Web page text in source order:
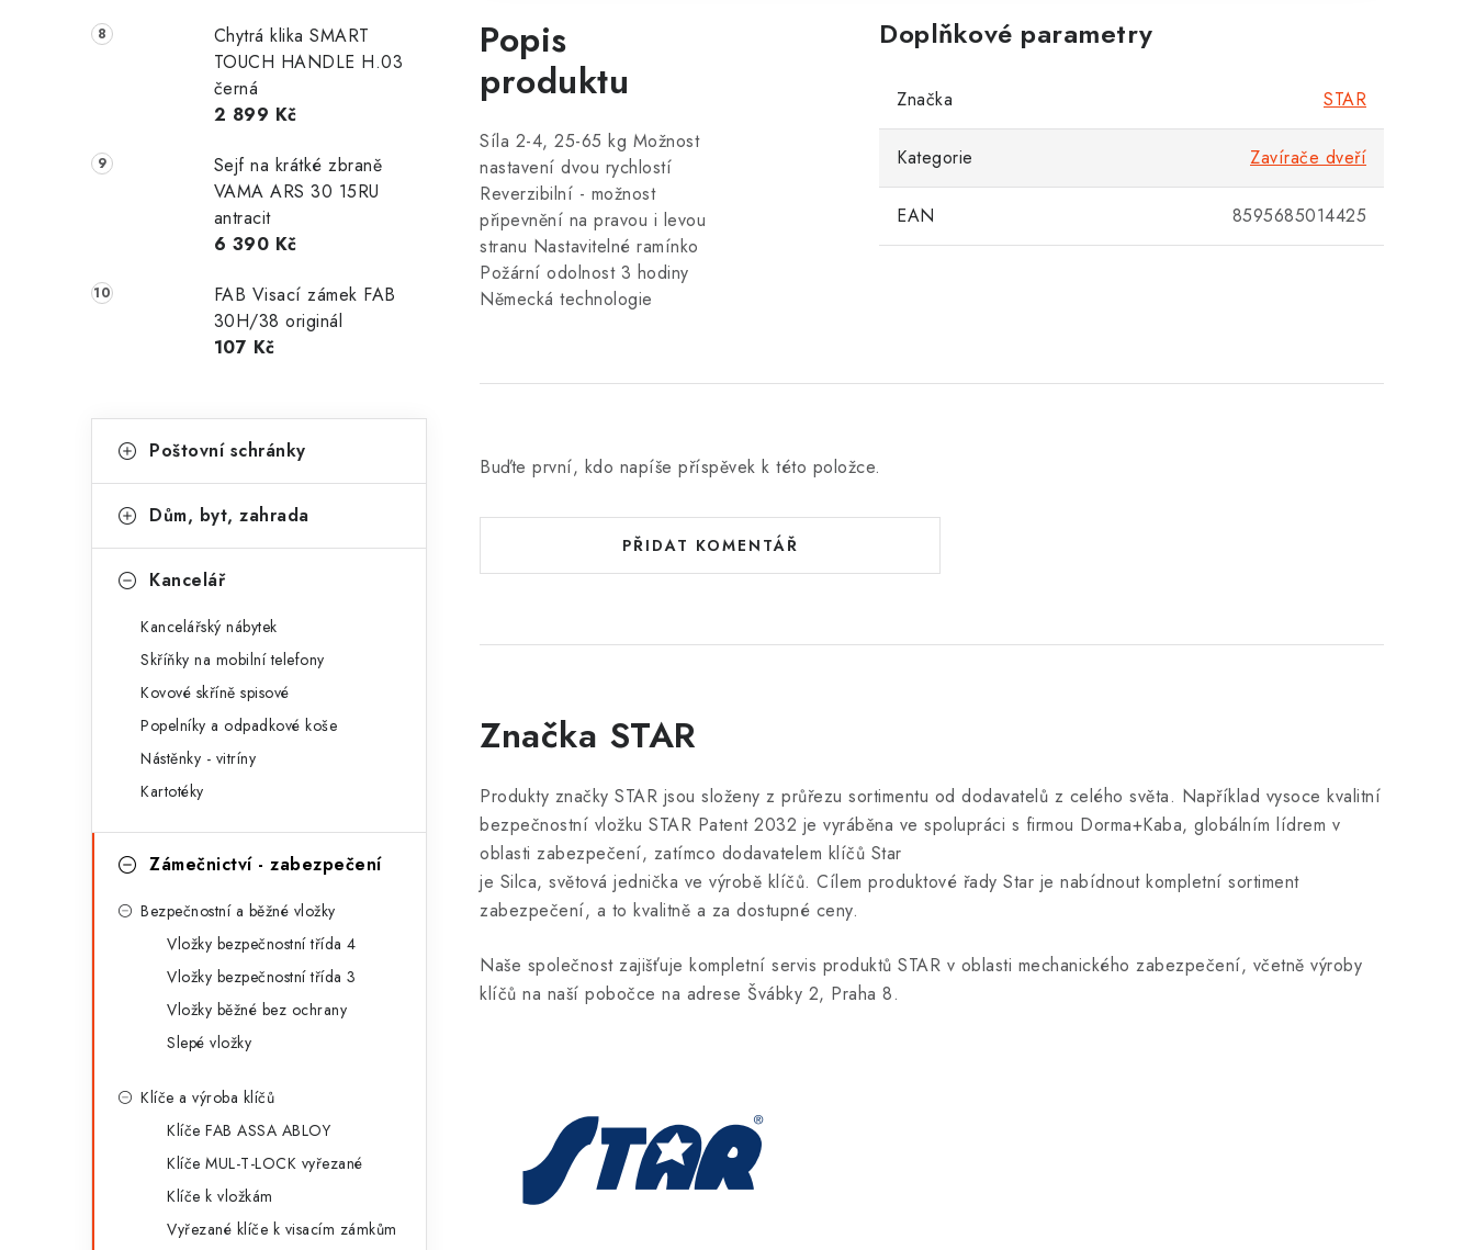
Chytrá klika SMART
TOUCH HANDLE H.03
černá
2 899 Kč
Sejf na krátké zbraně
VAMA ARS 30 15RU
antracit
6 390 Kč
FAB Visací zámek FAB
30H/38 originál
107 Kč
kategorie
a
e
Poštovní schránky
Dům, byt, zahrada
Kancelář
Kancelářský nábytek
Skříňky na mobilní telefony
Kovové skříně spisové
Popelníky a odpadkové koše
Nástěnky - vitríny
Kartotéky
Zámečnictví - zabezpečení
Bezpečnostní a běžné vložky
Vložky bezpečnostní třída 4
Vložky bezpečnostní třída 3
Vložky běžné bez ochrany
Slepé vložky
Klíče a výroba klíčů
Klíče FAB ASSA ABLOY
Klíče MUL-T-LOCK vyřezané
Klíče k vložkám
Vyřezané klíče k visacím zámkům
Popis
produktu
Síla 2-4, 25-65 kg Možnost
nastavení dvou rychlostí
Reverzibilní - možnost
připevnění na pravou i levou
stranu Nastavitelné ramínko
Požární odolnost 3 hodiny
Německá technologie
Doplňkové parametry
Značka STAR
Kategorie Zavírače dveří
EAN 8595685014425
Buďte první, kdo napíše příspěvek k této položce.
PŘIDAT KOMENTÁŘ
Značka STAR
Produkty značky STAR jsou složeny z průřezu sortimentu od dodavatelů z celého světa. Například vysoce kvalitní
bezpečnostní vložku STAR Patent 2032 je vyráběna ve spolupráci s firmou Dorma+Kaba, globálním lídrem v
oblasti zabezpečení, zatímco dodavatelem klíčů Star
je Silca, světová jednička ve výrobě klíčů. Cílem produktové řady Star je nabídnout kompletní sortiment
zabezpečení, a to kvalitně a za dostupné ceny.
Naše společnost zajišťuje kompletní servis produktů STAR v oblasti mechanického zabezpečení, včetně výroby
klíčů na naší pobočce na adrese Švábky 2, Praha 8.